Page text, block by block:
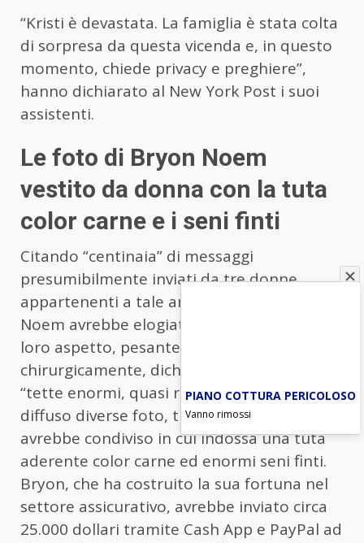
“Kristi è devastata. La famiglia è stata colta
di sorpresa da questa vicenda e, in questo
momento, chiede privacy e preghiere”,
hanno dichiarato al New York Post i suoi
assistenti.
Le foto di Bryon Noem
vestito da donna con la tuta
color carne e i seni finti
Citando “centinaia” di messaggi
presumibilmente inviati da tre donne
appartenenti a tale ambiente, il marito di
Noem avrebbe elogiato con entusiasmo il
loro aspetto, pesantemente modificato
chirurgicamente, dichiarando di desiderare
“tette enormi, quasi ridicole”. Il Mail ha
diffuso diverse foto, tra cui una che l’uomo
avrebbe condiviso in cui indossa una tuta
aderente color carne ed enormi seni finti.
Bryon, che ha costruito la sua fortuna nel
settore assicurativo, avrebbe inviato circa
25.000 dollari tramite Cash App e PayPal ad
PIANO COTTURA PERICOLOSO
Vanno rimossi